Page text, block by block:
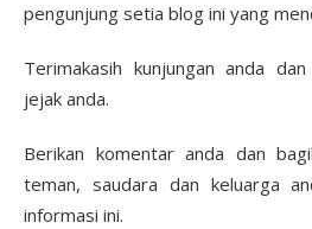
pengunjung setia blog ini yang
Terimakasih kunjungan anda
jejak anda.
Berikan komentar anda dan
teman, saudara dan keluarga
informasi ini.